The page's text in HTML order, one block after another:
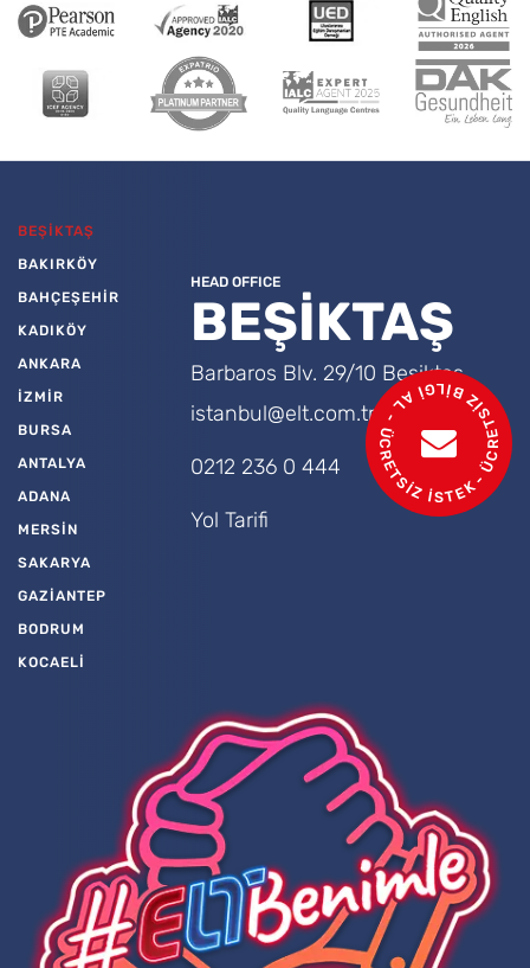
BEŞİKTAŞ
BAKIRKÖY
BAHÇEŞEHİR
KADIKÖY
ANKARA
İZMİR
BURSA
ANTALYA
ADANA
MERSİN
SAKARYA
GAZİANTEP
BODRUM
KOCAELİ
HEAD OFFICE
BEŞİKTAŞ
Barbaros Blv. 29/10 Beşiktaş
istanbul@elt.com.tr
0212 236 0 444
Yol Tarifi - ÜCRETSİZ BİLGİ AL - ÜCRETSİZ İSTEK